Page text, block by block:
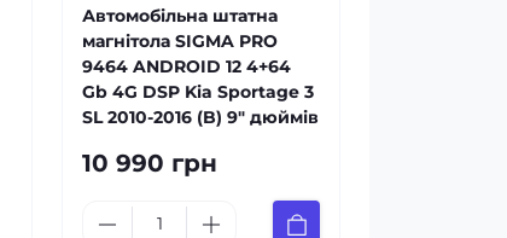
Автомобільна штатна
магнітола SIGMA PRO
9464 ANDROID 12 4+64
Gb 4G DSP Kia Sportage 3
SL 2010-2016 (B) 9" дюймів
10 990 грн